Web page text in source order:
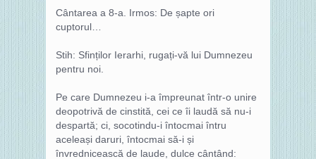
Cântarea a 8-a. Irmos: De șapte ori
cuptorul…
Stih: Sfinților Ierarhi, rugați-vă lui Dumnezeu
pentru noi.
Pe care Dumnezeu i-a împreunat într-o unire
deopotrivă de cinstită, cei ce îi laudă să nu-i
despartă; ci, socotindu-i întocmai întru
aceleași daruri, întocmai să-i și
învrednicească de laude, dulce cântând: